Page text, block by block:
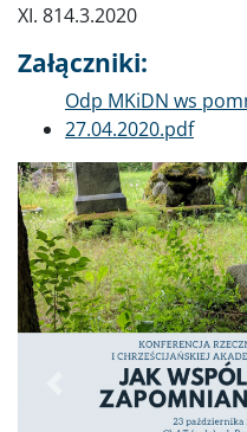
XI. 814.3.2020
Załączniki:
Dokument
Odp MKiDN ws
27.04.2020.pdf
Poprzednie